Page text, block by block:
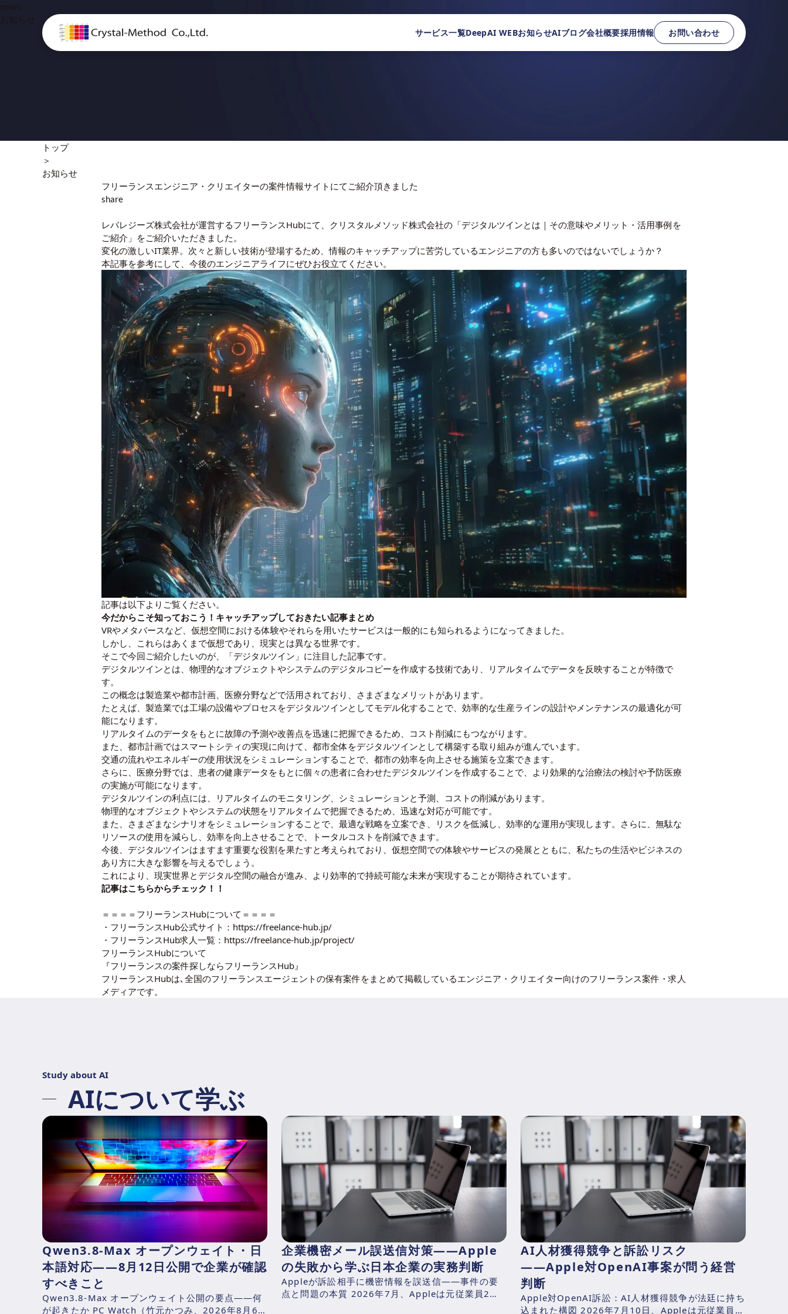
サービス一覧DeepAI WEBお知らせAIブログ会社概要採用情報 お問い合わせ
news
お知らせ
トップ
＞
お知らせ
フリーランスエンジニア・クリエイターの案件情報サイトにてご紹介頂きました
share
レバレジーズ株式会社が運営するフリーランスHubにて、クリスタルメソッド株式会社の「デジタルツインとは｜その意味やメリット・活用事例を
ご紹介」をご紹介いただきました。
変化の激しいIT業界。次々と新しい技術が登場するため、情報のキャッチアップに苦労しているエンジニアの方も多いのではないでしょうか？
本記事を参考にして、今後のエンジニアライフにぜひお役立てください。
記事は以下よりご覧ください。
今だからこそ知っておこう！キャッチアップしておきたい記事まとめ
VRやメタバースなど、仮想空間における体験やそれらを用いたサービスは一般的にも知られるようになってきました。
しかし、これらはあくまで仮想であり、現実とは異なる世界です。
そこで今回ご紹介したいのが、「デジタルツイン」に注目した記事です。
デジタルツインとは、物理的なオブジェクトやシステムのデジタルコピーを作成する技術であり、リアルタイムでデータを反映することが特徴で
す。
この概念は製造業や都市計画、医療分野などで活用されており、さまざまなメリットがあります。
たとえば、製造業では工場の設備やプロセスをデジタルツインとしてモデル化することで、効率的な生産ラインの設計やメンテナンスの最適化が可
能になります。
リアルタイムのデータをもとに故障の予測や改善点を迅速に把握できるため、コスト削減にもつながります。
また、都市計画ではスマートシティの実現に向けて、都市全体をデジタルツインとして構築する取り組みが進んでいます。
交通の流れやエネルギーの使用状況をシミュレーションすることで、都市の効率を向上させる施策を立案できます。
さらに、医療分野では、患者の健康データをもとに個々の患者に合わせたデジタルツインを作成することで、より効果的な治療法の検討や予防医療
の実施が可能になります。
デジタルツインの利点には、リアルタイムのモニタリング、シミュレーションと予測、コストの削減があります。
物理的なオブジェクトやシステムの状態をリアルタイムで把握できるため、迅速な対応が可能です。
また、さまざまなシナリオをシミュレーションすることで、最適な戦略を立案でき、リスクを低減し、効率的な運用が実現します。さらに、無駄な
リソースの使用を減らし、効率を向上させることで、トータルコストを削減できます。
今後、デジタルツインはますます重要な役割を果たすと考えられており、仮想空間での体験やサービスの発展とともに、私たちの生活やビジネスの
あり方に大きな影響を与えるでしょう。
これにより、現実世界とデジタル空間の融合が進み、より効率的で持続可能な未来が実現することが期待されています。
記事はこちらからチェック！！
＝＝＝＝フリーランスHubについて＝＝＝＝
・フリーランスHub公式サイト： https://freelance-hub.jp/
・フリーランスHub求人一覧： https://freelance-hub.jp/project/
フリーランスHubについて
『フリーランスの案件探しならフリーランスHub』
フリーランスHubは､全国のフリーランスエージェントの保有案件をまとめて掲載しているエンジニア・クリエイター向けのフリーランス案件・求人
メディアです。
Study about AI
AIについて学ぶ
Qwen3.8-Max オープンウェイト・日
本語対応——8月12日公開で企業が確認
すべきこと
Qwen3.8-Max オープンウェイト公開の要点——何
が起きたか PC Watch（竹元かつみ、2026年8月6日
企業機密メール誤送信対策——Apple
の失敗から学ぶ日本企業の実務判断
Appleが訴訟相手に機密情報を誤送信——事件の要
点と問題の本質 2026年7月、Appleは元従業員2名
AI人材獲得競争と訴訟リスク
――Apple対OpenAI事案が問う経営
判断
Apple対OpenAI訴訟：AI人材獲得競争が法廷に持ち
込まれた構図 2026年7月10日、Appleは元従業員の